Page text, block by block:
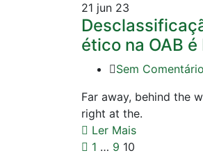
21 jun 23
ético na OAB é
Sem
Far away, behind the
right at the.
Ler Mais
1 … 9 10